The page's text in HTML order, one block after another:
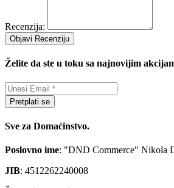
Recenzija:
Objavi Recenziju
Želite da ste u toku sa najnovijim
Pretplati se
Sve za Domaćinstvo.
Poslovno ime: "DND Commerce" Nikola
JIB: 4512262240008